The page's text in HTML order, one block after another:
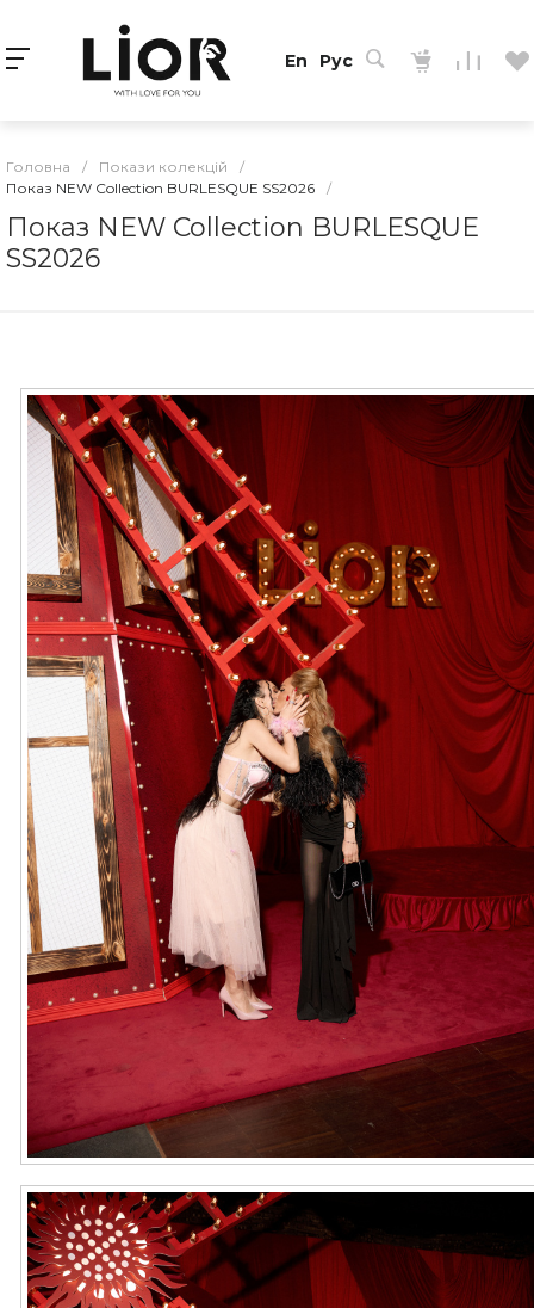
En Рус
Головна / Покази колекцій
/
Показ NEW Collection BURLESQUE SS2026
/
Показ NEW Collection BURLESQUE
SS2026